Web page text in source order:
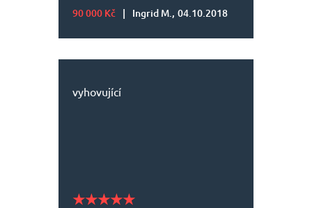
90 000 Kč | Ingrid M., 04.10.2018
vyhovující